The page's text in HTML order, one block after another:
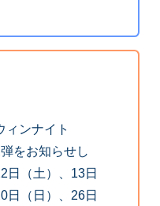
ィンナイト
をお知らせし
日（土）、13日
日（日）、26日